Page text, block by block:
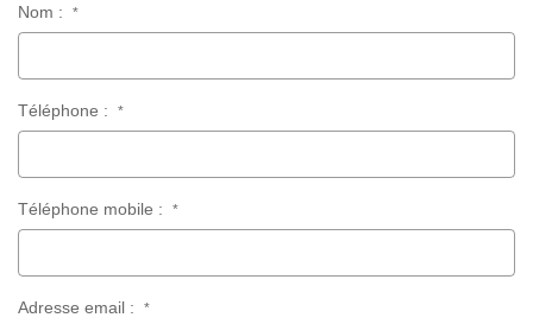
Nom : *
Téléphone : *
Téléphone mobile : *
Adresse email : *